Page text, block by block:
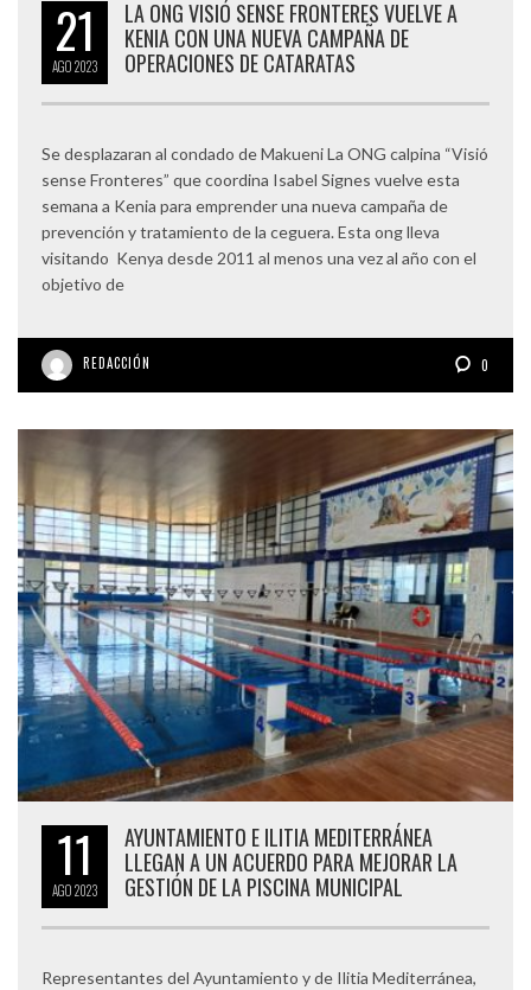
21
AGO2023
LA ONG VISIÓ SENSE FRONTERES VUELVE A
KENIA CON UNA NUEVA CAMPAÑA DE
OPERACIONES DE CATARATAS
Se desplazaran al condado de Makueni La ONG calpina “Visió
sense Fronteres” que coordina Isabel Signes vuelve esta
semana a Kenia para emprender una nueva campaña de
prevención y tratamiento de la ceguera. Esta ong lleva
visitando Kenya desde 2011 al menos una vez al año con el
objetivo de
REDACCIÓN 0
11
AGO2023
AYUNTAMIENTO E ILITIA MEDITERRÁNEA
LLEGAN A UN ACUERDO PARA MEJORAR LA
GESTIÓN DE LA PISCINA MUNICIPAL
Representantes del Ayuntamiento y de Ilitia Mediterránea,